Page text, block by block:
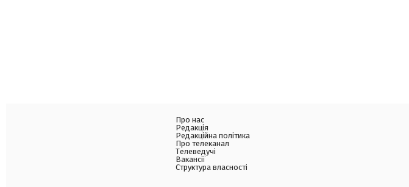
Про нас
Редакція
Редакційна політика
Про телеканал
Телеведучі
Вакансії
Структура власності